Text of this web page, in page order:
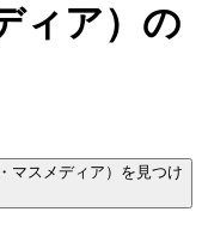
ィア）の
マスメディア）を見つけ